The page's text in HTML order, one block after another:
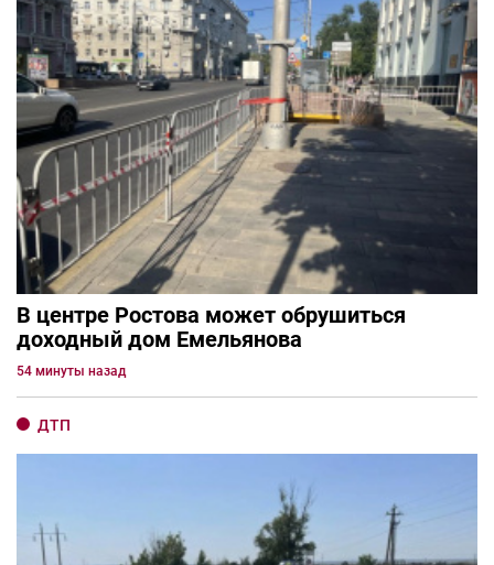
В центре Ростова может обрушиться
доходный дом Емельянова
54 минуты назад
ДТП